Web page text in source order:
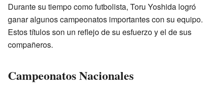
Durante su tiempo como futbolista, Toru Yoshida logró
ganar algunos campeonatos importantes con su equipo.
Estos títulos son un reflejo de su esfuerzo y el de sus
compañeros.
Campeonatos Nacionales